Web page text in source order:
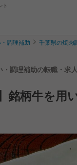
ト
調理補助 千葉県の焼肉
調理補助の転職・求
銘柄牛を用